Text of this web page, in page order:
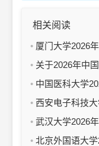
相关阅读
厦门大学2026
关于2026年中
有关事宜的通知
中国医科大学
西安电子科技
武汉大学2026
北京外国语大